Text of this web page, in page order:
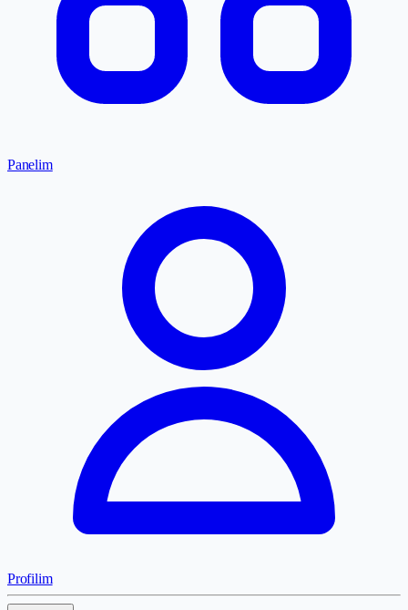
Panelim
Profilim